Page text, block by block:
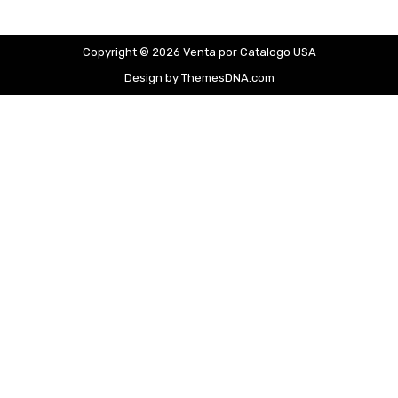
Copyright © 2026 Venta por Catalogo USA
Design by ThemesDNA.com